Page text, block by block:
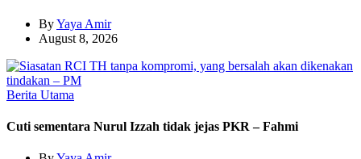
ByYaya Amir
August 8, 2026
Berita Utama
Cuti sementara Nurul Izzah tidak jejas PKR – Fahmi